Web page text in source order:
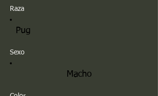
Raza
Pug
Sexo
Macho